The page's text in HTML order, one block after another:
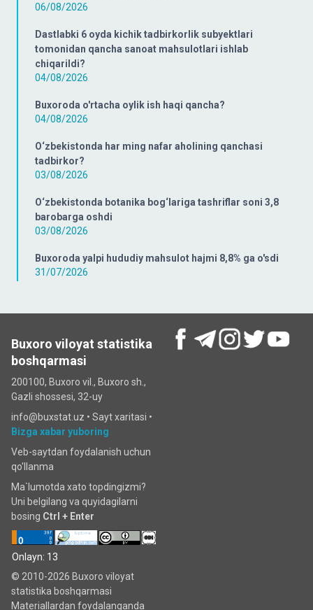
06/08/2026
Dastlabki 6 oyda kichik tadbirkorlik subyektlari
tomonidan qancha sanoat mahsulotlari ishlab
chiqarildi?
04/08/2026
Buxoroda o'rtacha oylik ish haqi qancha?
04/08/2026
O‘zbekistonda har ming nafar aholining qanchasi
tadbirkor?
03/08/2026
O‘zbekistonda botanika bog‘lariga tashriflar soni 3,8
barobarga oshdi
03/08/2026
Buxoroda yalpi hududiy mahsulot hajmi 8,8% ga o'sdi
31/07/2026
Buxoro viloyat statistika
boshqarmasi
200100, Buxoro vil., Buxoro sh.,
Gazli shossesi, 32-uy
info@buxstat.uz • Sayt xaritasi •
Bizga xabar yuboring
Veb-saytdan foydalanish uchun
qo'llanma
Ma`lumotda xato topdingizmi?
Uni belgilang va quyidagilarni
bosing Ctrl + Enter
Onlayn: 13
© 2010-2026 Buxoro viloyat
statistika boshqarmasi
Materiallardan foydalanganda